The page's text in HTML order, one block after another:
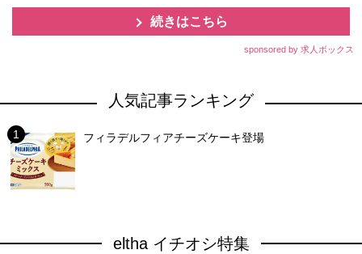
続きはこちら
sponsored by 求人ボックス
人気記事ランキング
フィラデルフィアチーズケーキ登場
eltha イチオシ特集